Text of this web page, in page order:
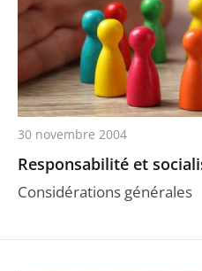
Responsabilité et
Considérations générales
30 novembre 2004